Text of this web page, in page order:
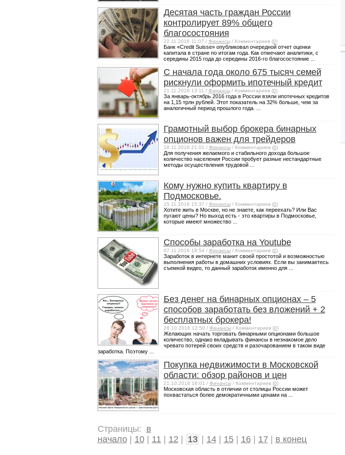
Десятая часть граждан России
контролирует 89% общего
благосостояния
22.11.2016 11:07 / Финансы/ Комментариев (0)
Банк «Credit Suisse» опубликовал очередной отчет оценки
капитала в стране по итогам года. Как отмечают аналитики, с
середины 2015 года до середины 2016-го благосостояние ...
С начала года около 675 тысяч семей
рискнули оформить ипотечный кредит
21.11.2016 13:11 / Финансы/ Комментариев (0)
За январь-октябрь 2016 года в России взяли ипотечных кредитов
на 1,15 трлн рублей. Этот показатель на 32% больше, чем за
аналогичный период прошлого года. ...
Грамотный выбор брокера бинарных
опционов важен для трейдеров
18.11.2016 21:01 / Финансы/ Комментариев (0)
Для получения желаемого и стабильного дохода большое
количество населения России пробует разные нестандартные
методы осуществления трудовой ...
Кому нужно купить квартиру в
Подмосковье.
15.11.2016 15:37 / Финансы/ Комментариев (0)
Хотите жить в Москве, но не знаете, как переехать? Или Вас
пугают цены? Но выход есть - это квартиры в Подмосковье,
которые имеют множество ...
Способы заработка на Youtube
07.11.2016 18:54 / Финансы/ Комментариев (0)
Заработок в интернете манит своей простотой и возможностью
выполнения работы в домашних условиях. Если вы занимаетесь
съемкой видео, то данный заработок именно для ...
Без денег на бинарных опционах – 5
способов заработать без вложений + 2
бесплатных брокера!
28.10.2016 12:50 / Финансы/ Комментариев (0)
Желающих начать торговать бинарными опционами большое
количество, однако вкладывать финансы в незнакомое дело
чревато потерей своих средств и разочарованием в таком виде
заработка. Поэтому ...
Покупка недвижимости в Московской
области: обзор районов и цен
21.10.2016 16:01 / Финансы/ Комментариев (0)
Московская область в отличии от столицы России может
похвастаться более демократичными ценами на ...
Страницы: в
начало| 10| 11 12 13 14| 15| 16| 17 в конец